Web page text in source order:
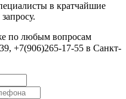
в кратчайшие
по любым вопросам
+7(906)265-17-55 в Санкт-